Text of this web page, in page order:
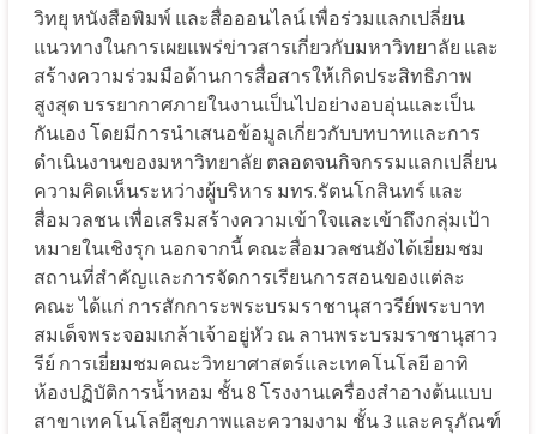
วิทยุ หนังสือพิมพ์ และสื่อออนไลน์ เพื่อร่วมแลกเปลี่ยน
แนวทางในการเผยแพร่ข่าวสารเกี่ยวกับมหาวิทยาลัย และ
สร้างความร่วมมือด้านการสื่อสารให้เกิดประสิทธิภาพ
สูงสุด บรรยากาศภายในงานเป็นไปอย่างอบอุ่นและเป็น
กันเอง โดยมีการนำเสนอข้อมูลเกี่ยวกับบทบาทและการ
ดำเนินงานของมหาวิทยาลัย ตลอดจนกิจกรรมแลกเปลี่ยน
ความคิดเห็นระหว่างผู้บริหาร มทร.รัตนโกสินทร์ และ
สื่อมวลชน เพื่อเสริมสร้างความเข้าใจและเข้าถึงกลุ่มเป้า
หมายในเชิงรุก นอกจากนี้ คณะสื่อมวลชนยังได้เยี่ยมชม
สถานที่สำคัญและการจัดการเรียนการสอนของแต่ละ
คณะ ได้แก่ การสักการะพระบรมราชานุสาวรีย์พระบาท
สมเด็จพระจอมเกล้าเจ้าอยู่หัว ณ ลานพระบรมราชานุสาว
รีย์ การเยี่ยมชมคณะวิทยาศาสตร์และเทคโนโลยี อาทิ
ห้องปฏิบัติการน้ำหอม ชั้น 8 โรงงานเครื่องสำอางต้นแบบ
สาขาเทคโนโลยีสุขภาพและความงาม ชั้น 3 และครุภัณฑ์